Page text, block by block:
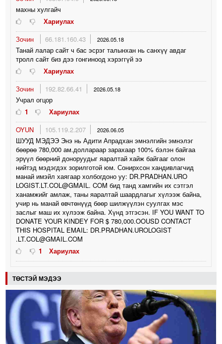
махны хулгайч
Хариулах
Зочин
66.181.160.43 2026.05.18
Танай лалар сайт ч бас эсрэг талынхан нь санхүү авдаг
тролл сайт биз дээ гонгиноод хэрэггүй ээ
Хариулах
Зочин
192.82.66.41 2026.05.18
Учрал огцор
1
Хариулах
OYUN
105.119.2.207 2026.06.05
ШУУД МЭДЭЭ Энэ нь Адити Апрадхан эмнэлгийн эмнэлэг
бөөрөө 780,000 ам.доллараар зарахаар 100% бэлэн байгаа
эрүүл бөөрний доноруудыг яаралтай хайж байгааг олон
нийтэд мэдэгдэх зорилготой юм. Сонирхсон хандивлагчид
манай имэйл хаягаар холбогдоно уу: DR.PRADHAN.URO
LOGIST.LT.COL@GMAIL. COM бид танд хамгийн их сэтгэл
ханамжийг амлаж, таны яаралтай шаардлагыг хүлээж байна,
учир нь манай өвчтөнүүд бөөр шилжүүлэн суулгах мэс
заслыг маш их хүлээж байна. Хүнд этгэсэн. IF YOU WANT TO
DONATE YOUR KINDEY FOR $ 780,000.OOUSD CONTACT
THIS HOSPITAL EMAIL: DR.PRADHAN.UROLOGIST
.LT.COL@GMAIL.COM
1
Хариулах
ТӨСТЭЙ МЭДЭЭ